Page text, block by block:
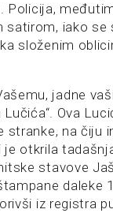
satirom, iako
složenim
jadne
Ova
stranke, na čiju
otkrila
stavove
daleke
iz registra